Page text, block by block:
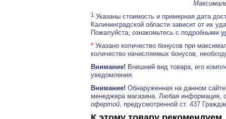
1 Указаны стоимость и примерная дата
Калининградской области зависит от их
Пожалуйста, ознакомьтесь с подробными
* Указано количество бонусов при
количество начисляемых бонусов,
Внимание! Внешний вид товара, его
уведомления.
Внимание! Обнаруженная на данном
менеджера магазина. Любая информация,
офертой, предусмотренной ст. 437